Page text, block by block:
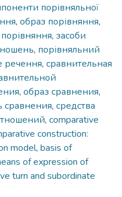
порівняльної
, образ порівняння,
, засоби
, порівняльний
речення, сравнительная
, образ сравнения,
сравнения, средства
, comparative
construction:
model, basis of
of expression of
turn and subordinate